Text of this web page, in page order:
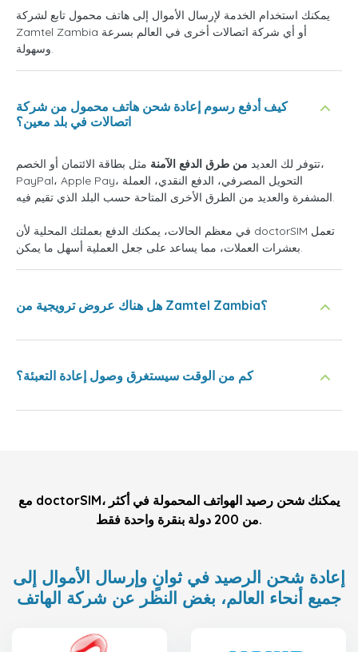
يمكنك استخدام الخدمة لإرسال الأموال إلى هاتف محمول تابع لشركة
Zamtel Zambia أو أي شركة اتصالات أخرى في العالم بسرعة
وسهولة.
كيف أدفع رسوم إعادة شحن هاتف محمول من شركة
اتصالات في بلد معين؟
تتوفر لك العديد من طرق الدفع الآمنة مثل بطاقة الائتمان أو الخصم،
PayPal، Apple Pay، التحويل المصرفي، الدفع النقدي، العملة
المشفرة والعديد من الطرق الأخرى المتاحة حسب البلد الذي تقيم فيه.
في معظم الحالات، يمكنك الدفع بعملتك المحلية لأن doctorSIM تعمل
بعشرات العملات، مما يساعد على جعل العملية أسهل ما يمكن.
هل هناك عروض ترويجية من Zamtel Zambia؟
كم من الوقت سيستغرق وصول إعادة التعبئة؟
مع doctorSIM، يمكنك شحن رصيد الهواتف المحمولة في أكثر
من 200 دولة بنقرة واحدة فقط.
إعادة شحن الرصيد في ثوانٍ وإرسال الأموال إلى
جميع أنحاء العالم، بغض النظر عن شركة الهاتف